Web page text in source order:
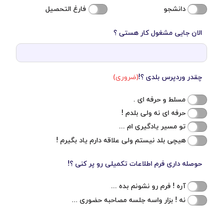
دانشجو فارغ التحصیل
الان جایی مشغول کار هستی ؟
چقدر وردپرس بلدی ؟!(ضروری)
مسلط و حرفه ای .
حرفه ای نه ولی بلدم !
تو مسیر یادگیری ام ...
هیچی بلد نیستم ولی علاقه دارم یاد بگیرم !
حوصله داری فرم اطلاعات تکمیلی رو پر کنی ؟!
آره ! فرم رو نشونم بده ...
نه ! بزار واسه جلسه مصاحبه حضوری ...